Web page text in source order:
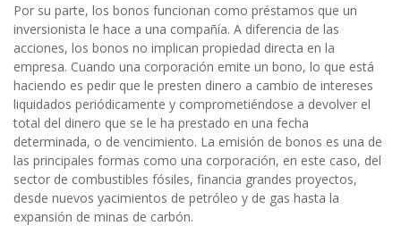
Por su parte, los bonos funcionan como préstamos que un
inversionista le hace a una compañía. A diferencia de las
acciones, los bonos no implican propiedad directa en la
empresa. Cuando una corporación emite un bono, lo que está
haciendo es pedir que le presten dinero a cambio de intereses
liquidados periódicamente y comprometiéndose a devolver el
total del dinero que se le ha prestado en una fecha
determinada, o de vencimiento. La emisión de bonos es una de
las principales formas como una corporación, en este caso, del
sector de combustibles fósiles, financia grandes proyectos,
desde nuevos yacimientos de petróleo y de gas hasta la
expansión de minas de carbón.